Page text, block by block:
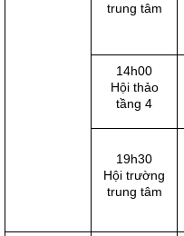
trung tâm
14h00
Hội thảo
tầng 4
19h30
Hội trường
trung tâm